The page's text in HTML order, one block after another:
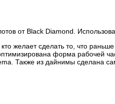
от Black Diamond.
желает сделать то, что
форма рабочей
Также из дайнимы сделана